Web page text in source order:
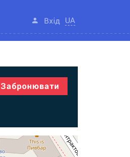
Вхід UA
Забронювати